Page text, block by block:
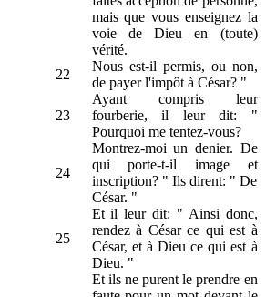
mais que vous enseignez la
voie de Dieu en (toute)
vérité.
22
Nous est-il permis, ou non,
de payer l'impôt à César? "
23
Ayant compris leur
fourberie, il leur dit: "
Pourquoi me tentez-vous?
24
Montrez-moi un denier. De
qui porte-t-il image et
inscription? " Ils dirent: " De
César. "
25
Et il leur dit: " Ainsi donc,
rendez à César ce qui est à
César, et à Dieu ce qui est à
Dieu. "
Et ils ne purent le prendre en